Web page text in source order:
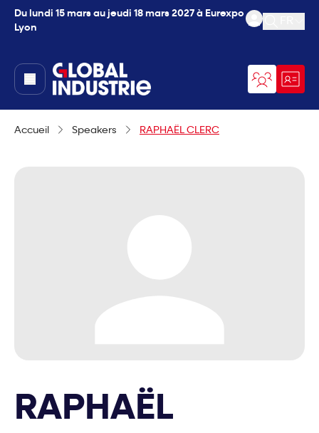
Du lundi 15 mars au jeudi 18 mars 2027 à Eurexpo
Lyon
Ouvrir
page.home
Accueil Speakers RAPHAËL CLERC
RAPHAËL